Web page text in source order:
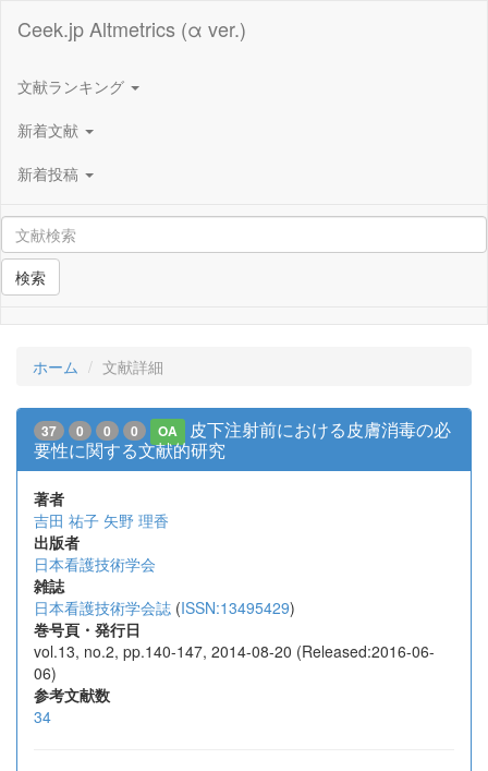
Ceek.jp Altmetrics (α ver.)
文献ランキング
新着文献
新着投稿
検索
ホーム 文献詳細
37 0 0 0 OA
皮下注射前における皮膚消毒の必
要性に関する文献的研究
著者
吉田 祐子 矢野 理香
出版者
日本看護技術学会
雑誌
日本看護技術学会誌 (ISSN:13495429)
巻号頁・発行日
vol.13, no.2, pp.140-147, 2014-08-20 (Released:2016-06-
06)
参考文献数
34